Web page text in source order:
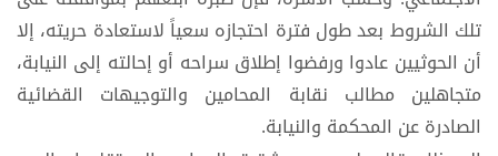
تلك الشروط بعد طول فترة احتجازه سعياً لاستعادة حريته، إلا
أن الحوثيين عادوا ورفضوا إطلاق سراحه أو إحالته إلى النيابة،
متجاهلين مطالب نقابة المحامين والتوجيهات القضائية
الصادرة عن المحكمة والنيابة.